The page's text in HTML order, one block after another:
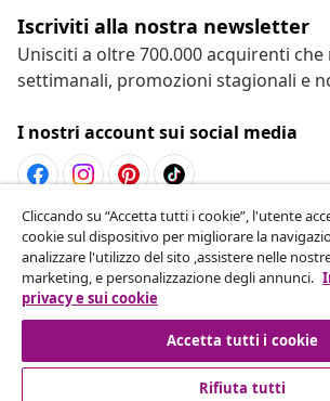
Iscriviti alla nostra newsletter
Unisciti a oltre 700.000 acquirenti
settimanali, promozioni stagionali e
I nostri account sui social media
Recesso dal contratto
Invia una richiesta di recesso per il
Recesso dal
Cliccando su “Accetta tutti i cookie”, l'utente
cookie sul dispositivo per migliorare la
analizzare l'utilizzo del sito ,assistere nelle
marketing, e personalizzazione degli annunci.
privacy e sui cookie
Accetta tutti i cookie
Rifiuta tutti